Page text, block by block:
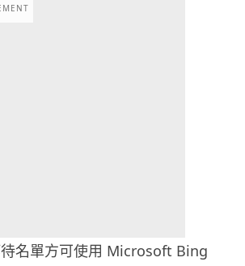
名單方可使用 Microsoft Bing